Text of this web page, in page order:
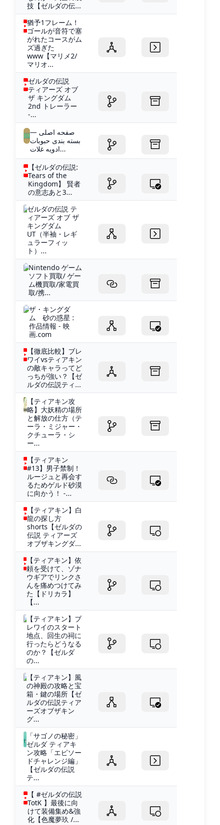
技【ゼルダの伝...
猶予1フレーム！
ゴールが音符で塞
がれたコースがム
ズ過ぎた
www【マリメ2/
マリオ...
ゼルダの伝説
ティアーズ オブ
ザ キングダム
2nd トレーラー
-...
صفحه اصلی —
بسته بندی حبوبات
ادویه غلات...
【ゼルダの伝説:
Tears of the
Kingdom】 賢者
の意志あと3...
ゼルダの伝説 テ
ィアーズ オブ ザ
キングダム
UT（半袖・レギ
ュラーフィッ
ト）...
Nintendo ゲーム
ソフト買取/ ゲー
ム機買取/家電買
取/携...
ザ・キングダ
ム 砂の惑星 :
作品情報 - 映
画.com
【徹底比較】ブレ
ワイvsティアキン
の敵キャラってど
っちが強い？【ゼ
ルダの伝説ティ...
【ティアキン攻
略】大妖精の場所
と解放の仕方（テ
ーラ・ミジャー・
クチューラ・シ
ー...
【ティアキン
#13】男子禁制！
ルージュと再会す
るためゲルド砂漠
に向かう！ -...
【ティアキン】白
龍の探し方
shorts【ゼルダの
伝説 ティアーズ
オブザキングダ...
【ティアキン】依
頼を受けて、ゾナ
ウギアでリンクさ
んを痛めつけてみ
た【ドリカラ】
【...
【ティアキン】ブ
レワイのスタート
地点、回生の祠に
行ったらどうなる
のか？【ゼルダ
の...
【ティアキン】風
の神殿の攻略と宝
箱・鍵の場所【ゼ
ルダの伝説ティア
ーズオブザキン
グ...
「サゴノの秘密」
ゼルダ ティアキ
ン攻略「エピソー
ドチャレンジ編」
【ゼルダの伝説
テ...
【 #ゼルダの伝説
TotK 】最後に向
けて装備集め&強
化【色魔夢玖 /...